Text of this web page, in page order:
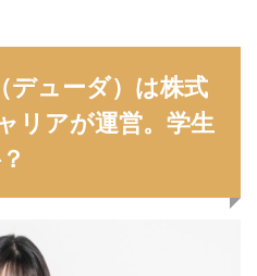
デューダ）は株式
リアが運営。学生